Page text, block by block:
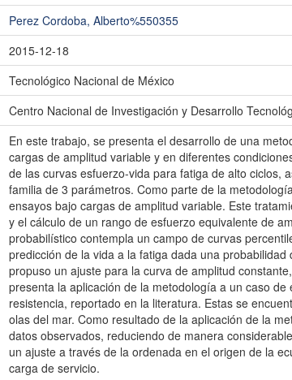
Perez Cordoba, Alberto%550355
2015-12-18
Tecnológico Nacional de México
Centro Nacional de Investigación y Desarrollo
En este trabajo, se presenta el desarrollo de una
cargas de amplitud variable y en diferentes
de las curvas esfuerzo-vida para fatiga de alto ciclos,
familia de 3 parámetros. Como parte de la
ensayos bajo cargas de amplitud variable. Este
y el cálculo de un rango de esfuerzo equivalente de
probabilístico contempla un campo de curvas
predicción de la vida a la fatiga dada una
propuso un ajuste para la curva de amplitud
presenta la aplicación de la metodología a un caso
resistencia, reportado en la literatura. Estas se
olas del mar. Como resultado de la aplicación de la
datos observados, reduciendo de manera
un ajuste a través de la ordenada en el origen de la
carga de servicio.